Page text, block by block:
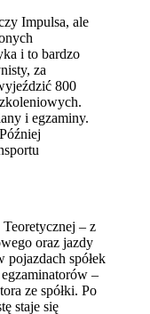
Impulsa, ale
i to bardzo
za
800
i egzaminy.
– z
oraz jazdy
pojazdach spółek
–
ze spółki. Po
staje się